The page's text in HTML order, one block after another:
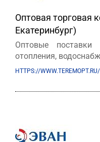
Оптовая торговая
Екатеринбург)
Оптовые поставки
отопления,
HTTPS://WWW.TEREMOPT.RU/